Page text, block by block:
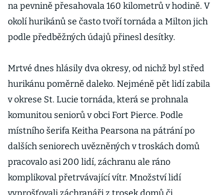
na pevnině přesahovala 160 kilometrů v hodině. V
okolí hurikánů se často tvoří tornáda a Milton jich
podle předběžných údajů přinesl desítky.
Mrtvé dnes hlásily dva okresy, od nichž byl střed
hurikánu poměrně daleko. Nejméně pět lidí zabila
v okrese St. Lucie tornáda, která se prohnala
komunitou seniorů v obci Fort Pierce. Podle
místního šerifa Keitha Pearsona na pátrání po
dalších seniorech uvězněných v troskách domů
pracovalo asi 200 lidí, záchranu ale ráno
komplikoval přetrvávající vítr. Množství lidí